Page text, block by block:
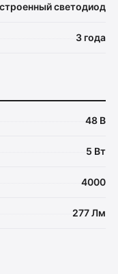
светодиод
3 года
48 В
5 Вт
4000
277 Лм